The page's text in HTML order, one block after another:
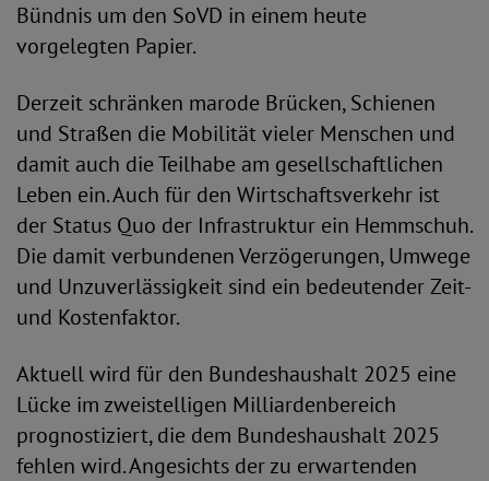
Bündnis um den SoVD in einem heute
vorgelegten Papier.
Derzeit schränken marode Brücken, Schienen
und Straßen die Mobilität vieler Menschen und
damit auch die Teilhabe am gesellschaftlichen
Leben ein. Auch für den Wirtschaftsverkehr ist
der Status Quo der Infrastruktur ein Hemmschuh.
Die damit verbundenen Verzögerungen, Umwege
und Unzuverlässigkeit sind ein bedeutender Zeit-
und Kostenfaktor.
Aktuell wird für den Bundeshaushalt 2025 eine
Lücke im zweistelligen Milliardenbereich
prognostiziert, die dem Bundeshaushalt 2025
fehlen wird. Angesichts der zu erwartenden